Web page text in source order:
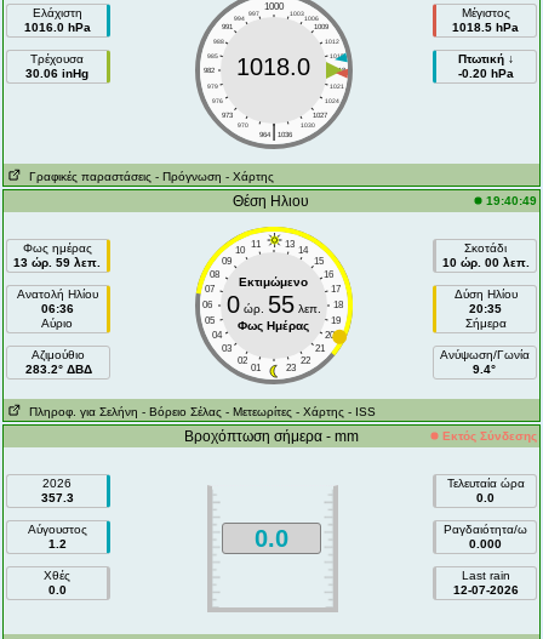
Ελάχιστη
1016.0 hPa
Τρέχουσα
30.06 inHg
1000
997 1003
994
1006
991
1009
988
1012
985
1015
982
1018
979
1021
976
1024
973
1027
970
1030
|
964 1036
1018.0
Μέγιστος
1018.5 hPa
Πτωτική ↓
-0.20 hPa
Γραφικές παραστάσεις - Πρόγνωση - Χάρτης
Θέση Ηλιου 19:40:49
Φως ημέρας
13 ώρ. 59 λεπ.
Ανατολή Ηλίου
06:36
Αύριο
Aζιμούθιο
283.2° ΔΒΔ
11 13
10
14
09
15
08
16
07
17
06
18
05
19
04
20
03
21
02
22
01 23
Εκτιμώμενο
0ώρ. 55λεπ.
Φως Ημέρας
Σκοτάδι
10 ώρ. 00 λεπ.
Δύση Ηλίου
20:35
Σήμερα
Ανύψωση/Γωνία
9.4°
Πληροφ. για Σελήνη - Βόρειο Σέλας - Μετεωρίτες - Χάρτης - ISS
Βροχόπτωση σήμερα - mm Εκτός Σύνδεσης
2026
357.3
Αύγουστος
1.2
Χθές
0.0
0.0
Τελευταία ώρα
0.0
Ραγδαιότητα/ω
0.000
Last rain
12-07-2026